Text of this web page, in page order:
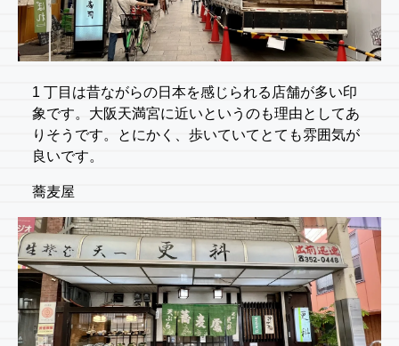
1 丁目は昔ながらの日本を感じられる店舗が多い印
象です。大阪天満宮に近いというのも理由としてあ
りそうです。とにかく、歩いていてとても雰囲気が
良いです。
蕎麦屋